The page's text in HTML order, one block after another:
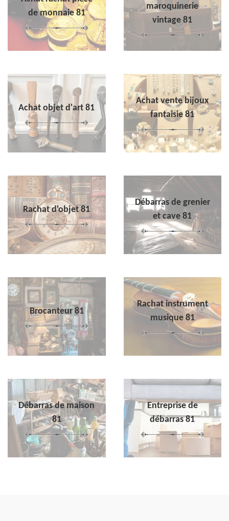
de monnaie 81
maroquinerie
vintage 81
Achat objet d'art 81
Achat vente bijoux
fantaisie 81
Rachat d'objet 81
Débarras de grenier
et cave 81
Brocanteur 81
Rachat instrument
musique 81
Débarras de maison
81
Entreprise de
débarras 81